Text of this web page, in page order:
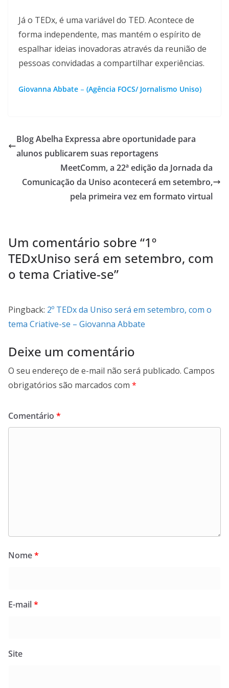
Já o TEDx, é uma variável do TED. Acontece de
forma independente, mas mantém o espírito de
espalhar ideias inovadoras através da reunião de
pessoas convidadas a compartilhar experiências.
Giovanna Abbate – (Agência FOCS/ Jornalismo Uniso)
Blog Abelha Expressa abre oportunidade para
alunos publicarem suas reportagens
MeetComm, a 22ª edição da Jornada da
Comunicação da Uniso acontecerá em setembro,
pela primeira vez em formato virtual
Um comentário sobre “1º
TEDxUniso será em setembro, com
o tema Criative-se”
Pingback: 2º TEDx da Uniso será em setembro, com o
tema Criative-se – Giovanna Abbate
Deixe um comentário
O seu endereço de e-mail não será publicado. Campos
obrigatórios são marcados com *
Comentário *
Nome*
E-mail*
Site